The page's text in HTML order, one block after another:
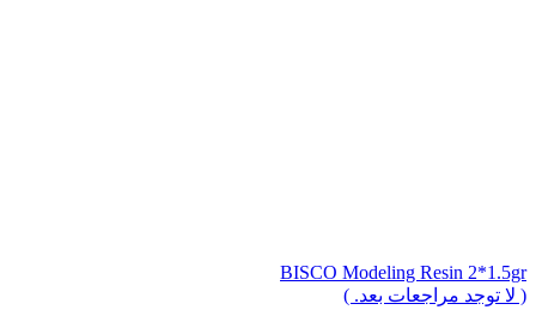
BISCO Modeling Resin 2*1.5gr
( لا توجد مراجعات بعد. )